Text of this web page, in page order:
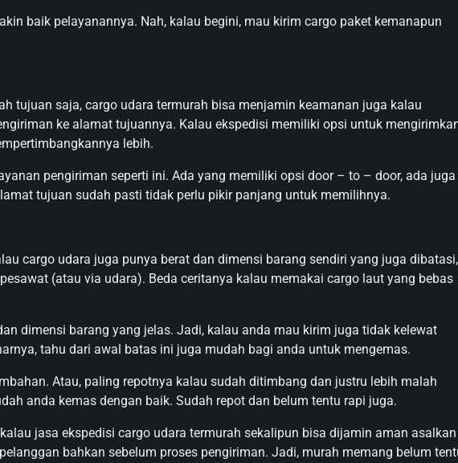
baik pelayanannya. Nah, kalau begini, mau kirim cargo paket kemanapun
tujuan saja, cargo udara termurah bisa menjamin keamanan juga kalau
ke alamat tujuannya. Kalau ekspedisi memiliki opsi untuk
lebih.
pengiriman seperti ini. Ada yang memiliki opsi door – to – door, ada juga
tujuan sudah pasti tidak perlu pikir panjang untuk memilihnya.
cargo udara juga punya berat dan dimensi barang sendiri yang juga dibatasi,
(atau via udara). Beda ceritanya kalau memakai cargo laut yang bebas
dimensi barang yang jelas. Jadi, kalau anda mau kirim juga tidak kelewat
tahu dari awal batas ini juga mudah bagi anda untuk mengemas.
Atau, paling repotnya kalau sudah ditimbang dan justru lebih malah
anda kemas dengan baik. Sudah repot dan belum tentu rapi juga.
jasa ekspedisi cargo udara termurah sekalipun bisa dijamin aman asalkan
bahkan sebelum proses pengiriman. Jadi, murah memang belum